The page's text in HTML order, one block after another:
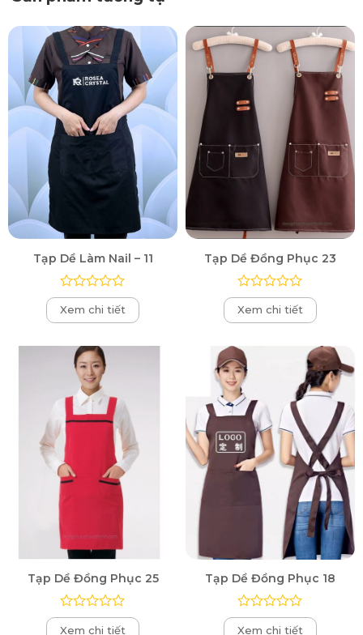
Tạp Dề Làm Nail – 11
Được
xếp
hạng
sao
Xem chi tiết
Tạp Dề Đồng Phục 23
Được
xếp
hạng
5
sao
Xem chi tiết
Tạp Dề Đồng Phục 25
Được
Xem chi tiết
Tạp Dề Đồng Phục 18
Được
Xem chi tiết